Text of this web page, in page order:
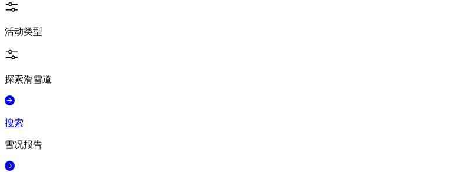
活动类型
探索滑雪道
搜索
雪况报告